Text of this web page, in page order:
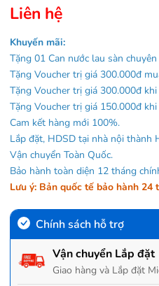
Liên hệ
Khuyến mãi:
Tặng 01 Can nước lau sàn
Tặng Voucher trị giá 300.000đ
Tặng Voucher trị giá 300.000đ
Tặng Voucher trị giá 150.000đ
Cam kết hàng mới 100%.
Lắp đặt, HDSD tại nhà nội thành
Vận chuyển Toàn Quốc.
Bảo hành toàn diện 12 tháng
Lưu ý: Bản quốc tế bảo hành 24
Chính sách hỗ trợ
Vận chuyển Lắp đặt
Giao hàng và Lắp đặt